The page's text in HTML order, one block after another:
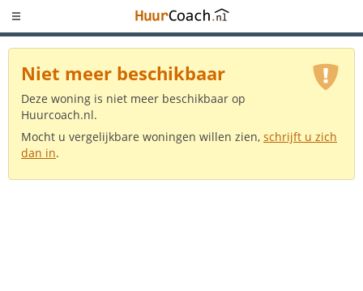
Niet meer beschikbaar
Deze woning is niet meer beschikbaar op
Huurcoach.nl.
Mocht u vergelijkbare woningen willen zien, schrijft u zich
dan in.